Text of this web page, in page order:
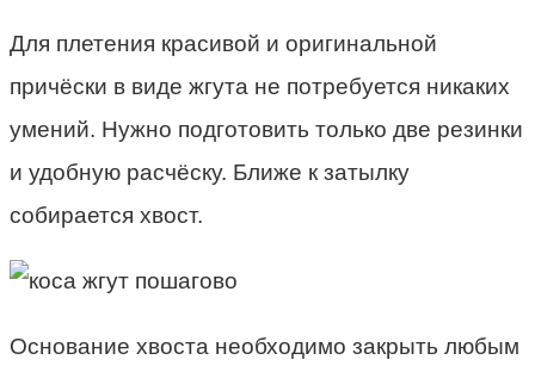
Для плетения красивой и оригинальной
причёски в виде жгута не потребуется никаких
умений. Нужно подготовить только две резинки
и удобную расчёску. Ближе к затылку
собирается хвост.
Основание хвоста необходимо закрыть любым